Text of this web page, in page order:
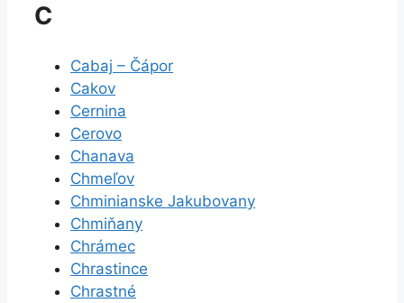
C
Cabaj – Čápor
Cakov
Cernina
Cerovo
Chanava
Chmeľov
Chminianske Jakubovany
Chmiňany
Chrámec
Chrastince
Chrastné